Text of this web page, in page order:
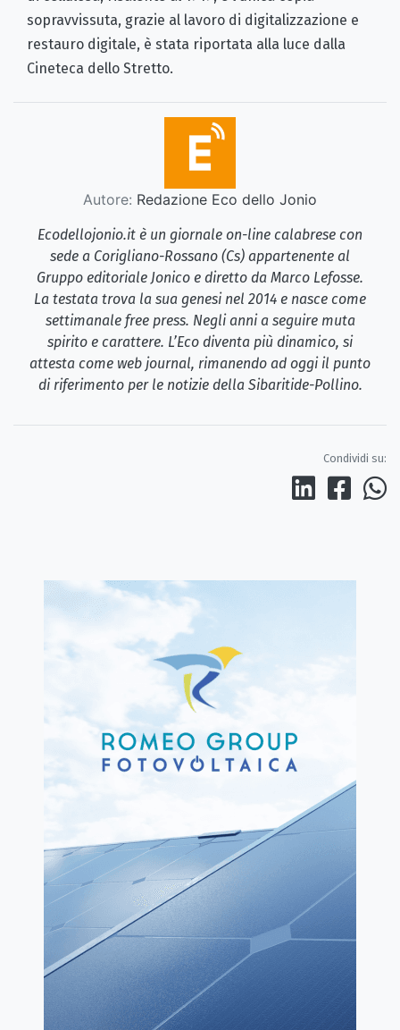
sopravvissuta, grazie al lavoro di digitalizzazione e
restauro digitale, è stata riportata alla luce dalla
Cineteca dello Stretto.
Autore: Redazione Eco dello Jonio
Ecodellojonio.it è un giornale on-line calabrese con
sede a Corigliano-Rossano (Cs) appartenente al
Gruppo editoriale Jonico e diretto da Marco Lefosse.
La testata trova la sua genesi nel 2014 e nasce come
settimanale free press. Negli anni a seguire muta
spirito e carattere. L’Eco diventa più dinamico, si
attesta come web journal, rimanendo ad oggi il punto
di riferimento per le notizie della Sibaritide-Pollino.
Condividi su: